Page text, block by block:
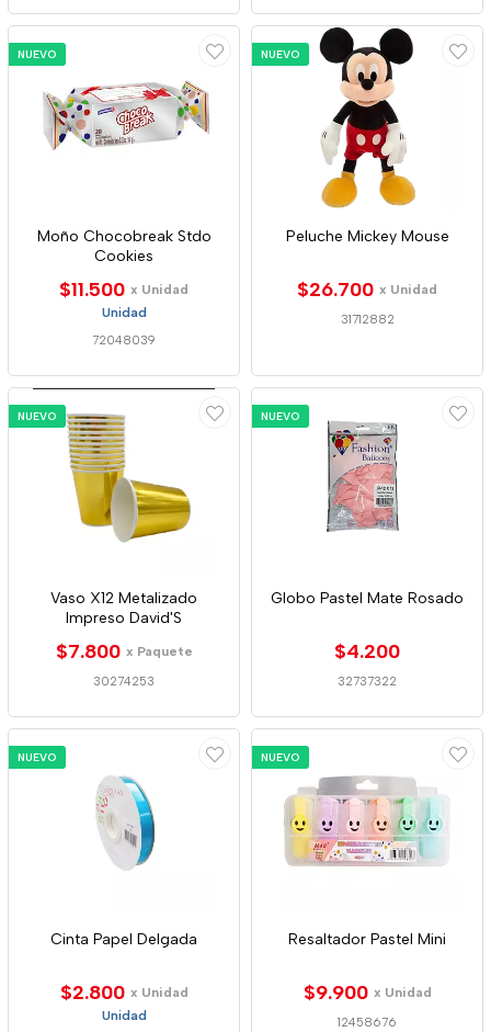
NUEVO
Moño Chocobreak Stdo
Cookies
$11.500 x Unidad
Unidad
72048039
NUEVO
Peluche Mickey Mouse
$26.700 x Unidad
31712882
NUEVO
Vaso X12 Metalizado
Impreso David'S
$7.800 x Paquete
30274253
NUEVO
Globo Pastel Mate Rosado
$4.200
32737322
NUEVO
Cinta Papel Delgada
$2.800 x Unidad
Unidad
NUEVO
Resaltador Pastel Mini
$9.900 x Unidad
12458676